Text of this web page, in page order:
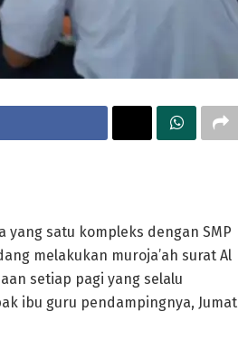
yang satu kompleks dengan SMP
melakukan muroja’ah surat Al
setiap pagi yang selalu
ibu guru pendampingnya, Jumat